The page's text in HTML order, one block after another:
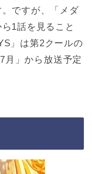
ですが、「メダ
1話を見ること
」は第2クールの
月」から放送予定